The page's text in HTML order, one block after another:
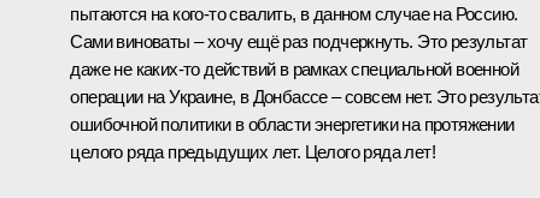
пытаются на кого-то свалить, в данном случае на Россию.
Сами виноваты – хочу ещё раз подчеркнуть. Это результат
даже не каких-то действий в рамках специальной военной
операции на Украине, в Донбассе – совсем нет. Это
ошибочной политики в области энергетики на протяжении
целого ряда предыдущих лет. Целого ряда лет!